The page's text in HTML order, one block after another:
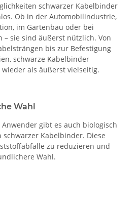
schwarzer Kabelbinder
Ob in der Automobilindustrie,
im Gartenbau oder bei
– sie sind äußerst nützlich. Von
bis zur Befestigung
schwarze Kabelbinder
als äußerst vielseitig.
Wahl
gibt es auch biologisch
Kabelbinder. Diese
zu reduzieren und
Wahl.